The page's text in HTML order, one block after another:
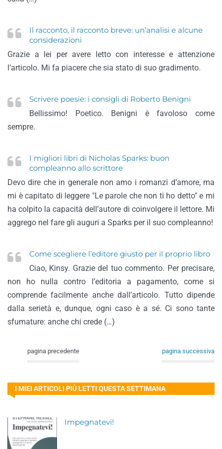
Il racconto, il racconto breve: un’analisi e alcune
considerazioni
Grazie a lei per avere letto con interesse e attenzione
l’articolo. Mi fa piacere che sia stato di suo gradimento.
Scrivere poesie: i consigli di Roberto Benigni
Bellissimo! Poetico. Benigni è favoloso come
sempre.
I migliori libri di Nicholas Sparks: buon
compleanno allo scrittore
Devo dire che in generale non amo i romanzi d’amore, ma
mi è capitato di leggere "Le parole che non ti ho detto" e mi
ha colpito la capacità dell’autore di coinvolgere il lettore. Mi
aggrego nel fare gli auguri a Sparks per il suo compleanno!
Come scegliere l’editore giusto per il proprio libro
Ciao, Kinsy. Grazie del tuo commento. Per precisare,
non ho nulla contro l’editoria a pagamento, come si
comprende facilmente anche dall’articolo. Tutto dipende
dalla serietà e, dunque, ogni caso è a sé. Ci sono tante
sfumature: anche chi crede (…)
pagina precedente pagina successiva
I MIEI ARTICOLI PIÙ LETTI QUESTA SETTIMANA
Impegnatevi!